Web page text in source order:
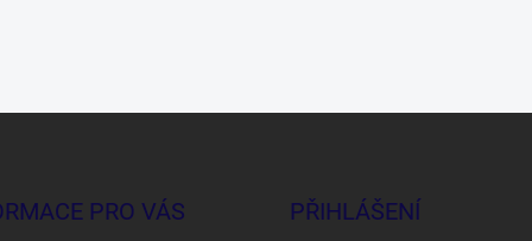
PRO VÁS PŘIHLÁŠENÍ